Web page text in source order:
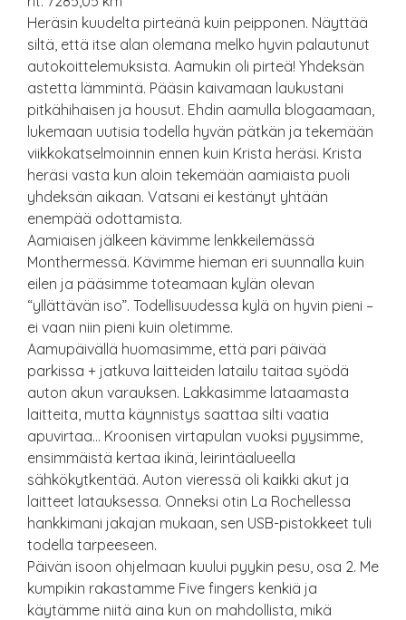
Heräsin kuudelta pirteänä kuin peipponen. Näyttää
siltä, että itse alan olemana melko hyvin palautunut
autokoittelemuksista. Aamukin oli pirteä! Yhdeksän
astetta lämmintä. Pääsin kaivamaan laukustani
pitkähihaisen ja housut. Ehdin aamulla blogaamaan,
lukemaan uutisia todella hyvän pätkän ja tekemään
viikkokatselmoinnin ennen kuin Krista heräsi. Krista
heräsi vasta kun aloin tekemään aamiaista puoli
yhdeksän aikaan. Vatsani ei kestänyt yhtään
enempää odottamista.
Aamiaisen jälkeen kävimme lenkkeilemässä
Monthermessä. Kävimme hieman eri suunnalla kuin
eilen ja pääsimme toteamaan kylän olevan
“yllättävän iso”. Todellisuudessa kylä on hyvin pieni –
ei vaan niin pieni kuin oletimme.
Aamupäivällä huomasimme, että pari päivää
parkissa + jatkuva laitteiden latailu taitaa syödä
auton akun varauksen. Lakkasimme lataamasta
laitteita, mutta käynnistys saattaa silti vaatia
apuvirtaa… Kroonisen virtapulan vuoksi pyysimme,
ensimmäistä kertaa ikinä, leirintäalueella
sähkökytkentää. Auton vieressä oli kaikki akut ja
laitteet latauksessa. Onneksi otin La Rochellessa
hankkimani jakajan mukaan, sen USB-pistokkeet tuli
todella tarpeeseen.
Päivän isoon ohjelmaan kuului pyykin pesu, osa 2. Me
kumpikin rakastamme Five fingers kenkiä ja
käytämme niitä aina kun on mahdollista, mikä